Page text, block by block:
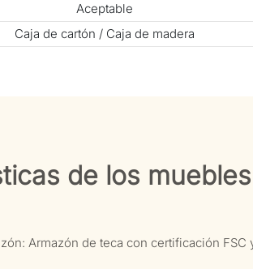
Aceptable
Caja de cartón / Caja de madera
de los
Armazón de teca con certificación